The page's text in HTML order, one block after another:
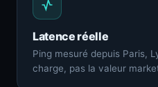
Latence réelle
Ping mesuré depuis Paris,
charge, pas la valeur